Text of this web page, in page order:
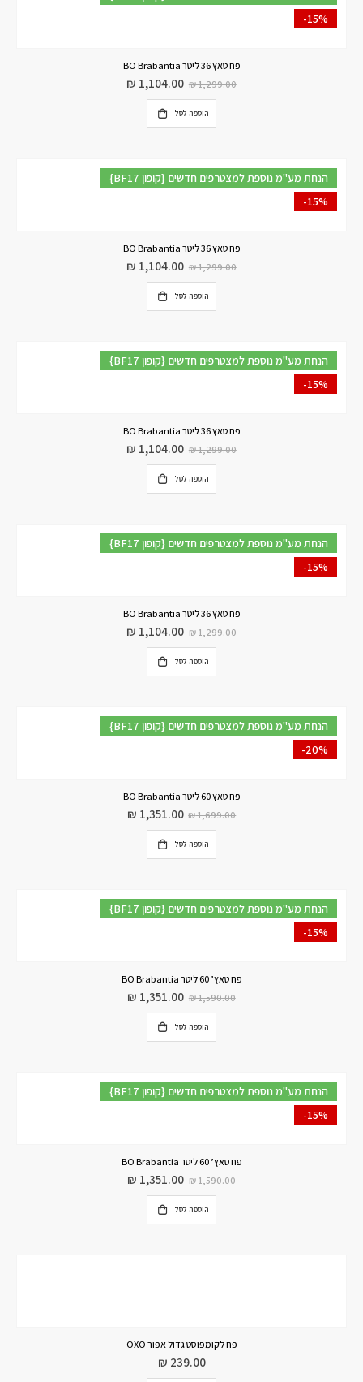
-15%
פח טאץ 36 ליטר BO Brabantia
₪1,299.00
₪ 1,104.00
הוספה לסל
{BF17 קופון} הנחת מע"מ נוספת למצטרפים חדשים
-15%
פח טאץ 36 ליטר BO Brabantia
₪1,299.00
₪ 1,104.00
הוספה לסל
{BF17 קופון} הנחת מע"מ נוספת למצטרפים חדשים
-15%
פח טאץ 36 ליטר BO Brabantia
₪1,299.00
₪ 1,104.00
הוספה לסל
{BF17 קופון} הנחת מע"מ נוספת למצטרפים חדשים
-15%
פח טאץ 36 ליטר BO Brabantia
₪1,299.00
₪ 1,104.00
הוספה לסל
{BF17 קופון} הנחת מע"מ נוספת למצטרפים חדשים
-20%
פח טאץ 60 ליטר BO Brabantia
₪1,699.00
₪ 1,351.00
הוספה לסל
{BF17 קופון} הנחת מע"מ נוספת למצטרפים חדשים
-15%
פח טאץ’ 60 ליטר BO Brabantia
₪1,590.00
₪ 1,351.00
הוספה לסל
{BF17 קופון} הנחת מע"מ נוספת למצטרפים חדשים
-15%
פח טאץ’ 60 ליטר BO Brabantia
₪1,590.00
₪ 1,351.00
הוספה לסל
פח לקומפוסט גדול אפור OXO
₪ 239.00